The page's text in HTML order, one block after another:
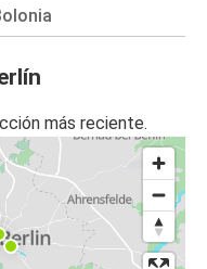
más reciente.